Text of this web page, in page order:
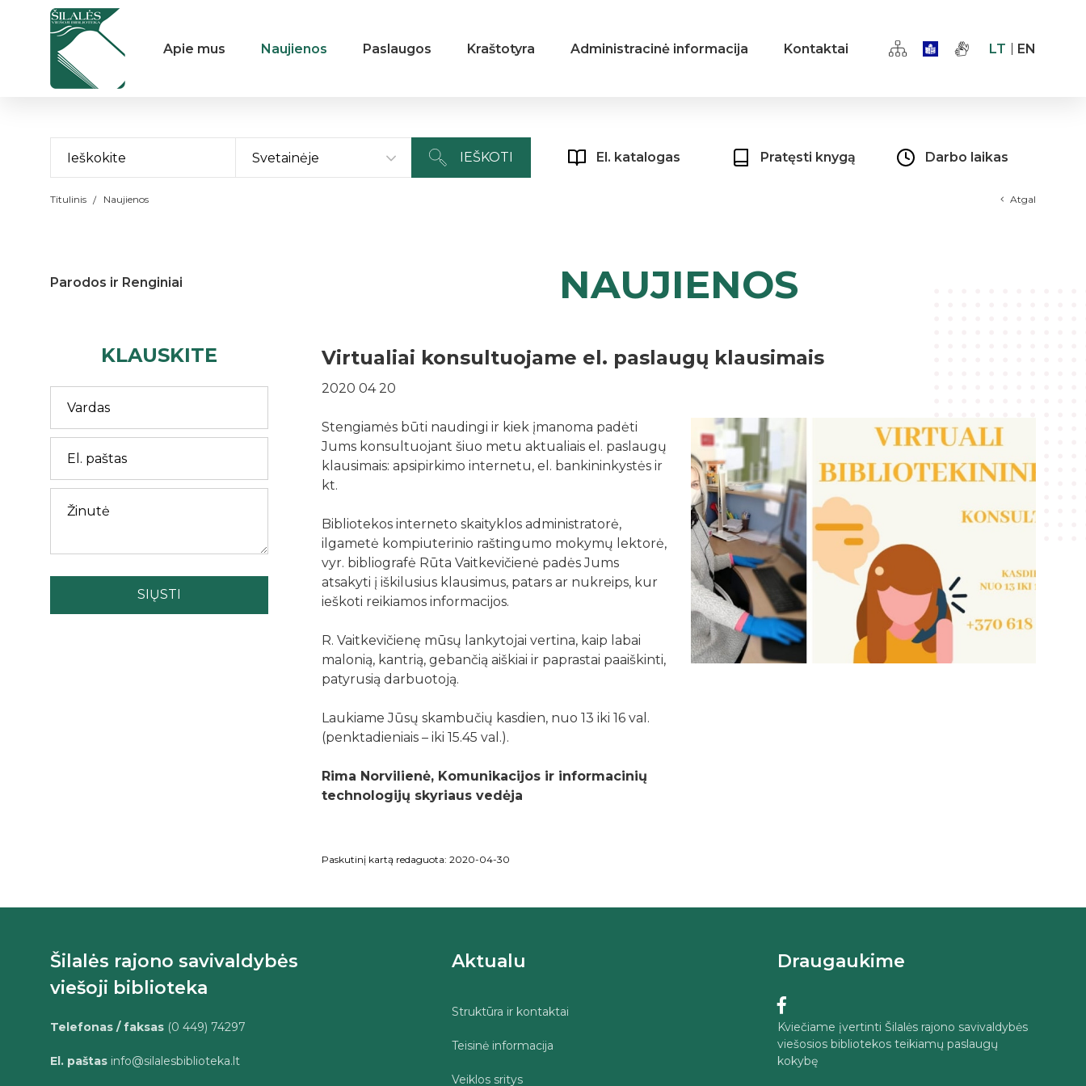
Apie mus Naujienos Paslaugos Kraštotyra Administracinė informacija Kontaktai LT EN
Svetainėje IEŠKOTI El. katalogas Pratęsti knygą Darbo laikas
Titulinis Naujienos Atgal
Parodos ir Renginiai
KLAUSKITE
SIŲSTI
NAUJIENOS
Virtualiai konsultuojame el. paslaugų klausimais
2020 04 20
Stengiamės būti naudingi ir kiek įmanoma padėti
Jums konsultuojant šiuo metu aktualiais el. paslaugų
klausimais: apsipirkimo internetu, el. bankininkystės ir
kt.
Bibliotekos interneto skaityklos administratorė,
ilgametė kompiuterinio raštingumo mokymų lektorė,
vyr. bibliografė Rūta Vaitkevičienė padės Jums
atsakyti į iškilusius klausimus, patars ar nukreips, kur
ieškoti reikiamos informacijos.
R. Vaitkevičienę mūsų lankytojai vertina, kaip labai
malonią, kantrią, gebančią aiškiai ir paprastai paaiškinti,
patyrusią darbuotoją.
Laukiame Jūsų skambučių kasdien, nuo 13 iki 16 val.
(penktadieniais – iki 15.45 val.).
Rima Norvilienė, Komunikacijos ir informacinių
technologijų skyriaus vedėja
Paskutinį kartą redaguota: 2020-04-30
Šilalės rajono savivaldybės
viešoji biblioteka
Telefonas / faksas (0 449) 74297
El. paštas info@silalesbiblioteka.lt
Aktualu
Struktūra ir kontaktai
Teisinė informacija
Veiklos sritys
Draugaukime
Kviečiame įvertinti Šilalės rajono savivaldybės
viešosios bibliotekos teikiamų paslaugų
kokybę